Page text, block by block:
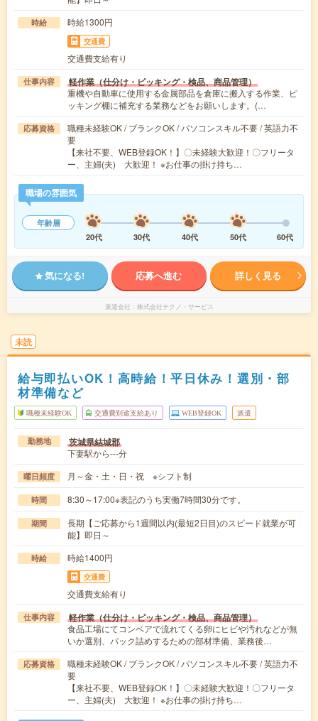
時給 時給1300円
交通費
交通費支給有り
仕事内容 軽作業（仕分け・ピッキング・検品、商品管理）
重機や自動車に使用する金属部品を倉庫に搬入する作業、ピ
ッキング棚に補充する業務などをお願いします。(…
応募資格
職種未経験OK / ブランクOK / パソコンスキル不要 / 英語力不
要
【来社不要、WEB登録OK！】〇未経験大歓迎！〇フリータ
ー、主婦(夫) 大歓迎！ ※お仕事の掛け持ち…
職場の雰囲気
年齢層
20代
30代 40代 50代 60代
気になる! 応募へ進む 詳しく見る
派遣会社 株式会社テクノ・サービス
未読
給与即払いOK！高時給！平日休み！選別・部
材準備など
職種未経験OK 交通費別途支給あり WEB登録OK 派遣
勤務地 茨城県結城郡
下妻駅から---分
曜日頻度 月～金・土・日・祝 ※シフト制
時間 8:30～17:00※表記のうち実働7時間30分です。
期間
長期【ご応募から1週間以内(最短2日目)のスピード就業が可
能】即日～
時給 時給1400円
交通費
交通費支給有り
仕事内容 軽作業（仕分け・ピッキング・検品、商品管理）
食品工場にてコンベアで流れてくる卵にヒビや汚れなどが無
いか選別、パック詰めするための部材準備、業務後…
応募資格
職種未経験OK / ブランクOK / パソコンスキル不要 / 英語力不
要
【来社不要、WEB登録OK！】〇未経験大歓迎！〇フリータ
ー、主婦(夫) 大歓迎！ ※お仕事の掛け持ち…